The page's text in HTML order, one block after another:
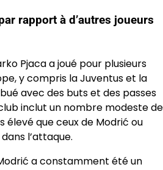
rapport à d’autres joueurs
Pjaca a joué pour plusieurs
y compris la Juventus et la
avec des buts et des passes
inclut un nombre modeste de
élevé que ceux de Modrić ou
l’attaque.
a constamment été un